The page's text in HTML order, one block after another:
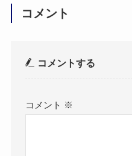
コメント
コメントする
コメント ※